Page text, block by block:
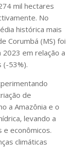
mil hectares
No
histórica mais
Corumbá (MS) foi
em relação a
(-53%).
de
a Amazônia e o
levando a
e econômicos.
climáticas